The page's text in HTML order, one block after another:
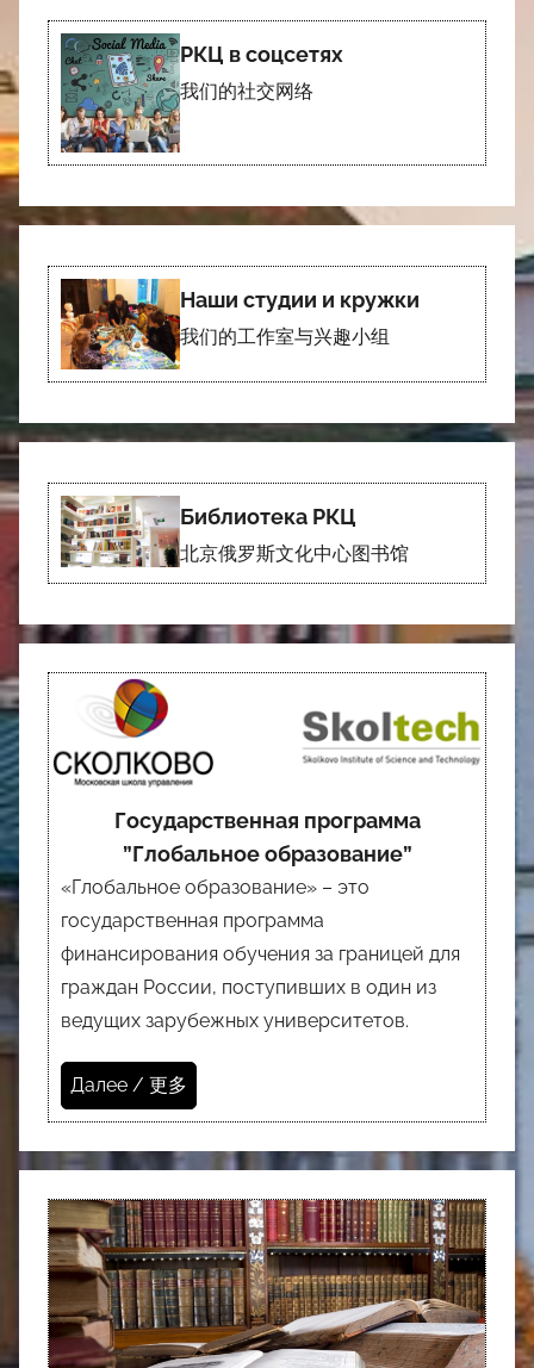
РКЦ в соцсетях
我们的社交网络
Наши студии и кружки
我们的工作室与兴趣小组
Библиотека РКЦ
北京俄罗斯文化中心图书馆
Государственная программа
”Глобальное образование”
«Глобальное образование» – это
государственная программа
финансирования обучения за границей для
граждан России, поступивших в один из
ведущих зарубежных университетов.
Далее / 更多